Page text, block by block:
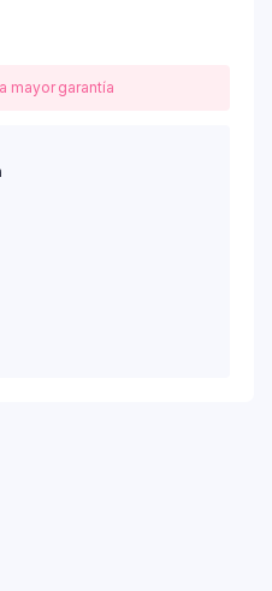
mayor garantía